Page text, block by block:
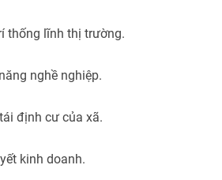
thống lĩnh thị trường.
nghề nghiệp.
định cư của xã.
kinh doanh.